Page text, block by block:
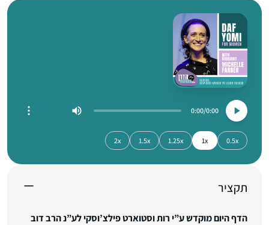
0:00
0:00
0.5x
1x
1.25x
1.5x
2x
תקציר
הדף היום מוקדש ע”י רות וסטוארט פילצ’וסקי לע”נ הרב דוב